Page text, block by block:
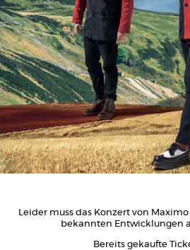
Leider muss das Konzert von
bekannten Entwicklungen
Bereits gekaufte